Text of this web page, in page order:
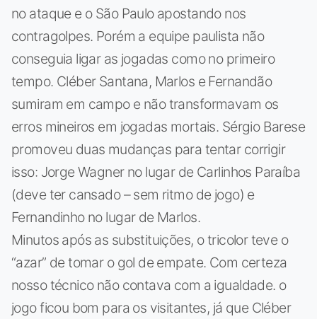
no ataque e o São Paulo apostando nos
contragolpes. Porém a equipe paulista não
conseguia ligar as jogadas como no primeiro
tempo. Cléber Santana, Marlos e Fernandão
sumiram em campo e não transformavam os
erros mineiros em jogadas mortais. Sérgio Barese
promoveu duas mudanças para tentar corrigir
isso: Jorge Wagner no lugar de Carlinhos Paraíba
(deve ter cansado – sem ritmo de jogo) e
Fernandinho no lugar de Marlos.
Minutos após as substituições, o tricolor teve o
“azar” de tomar o gol de empate. Com certeza
nosso técnico não contava com a igualdade. o
jogo ficou bom para os visitantes, já que Cléber